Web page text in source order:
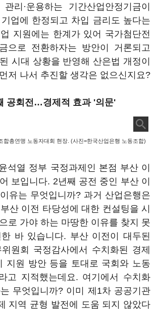
리·운용하는 기간산업안정기금이
업에 한정되고 차입 금리도 높다는
지원에는 한계가 있어 국가첨단전
으로 전환하자는 방안이 거론되고
시대 상황을 반영해 산은법 개정이
저 나서 추진할 생각은 없으신지요?
공회전…경제적 효과 '의문'
합총연맹 노동자대회 현장. (사진=한국산업은행 노동조합)
석열 정부 국정과제인 본점 부산 이
보입니다. 2년째 공전 중인 부산 이
유는 무엇입니까? 과거 산업은행은
산 이전 타당성에 대한 컨설팅을 시
로 가야 하는 마땅한 이유를 찾지 못
바 있습니다. 부산 이전이 대두된
원회 국정감사에서 수치화된 경제
지원 방안 등을 토대로 국회와 노동
고 지적했는데요. 여기에서 수치화
무엇입니까? 이미 제1차 공공기관
지역 균형 발전에 도움 되지 않았다